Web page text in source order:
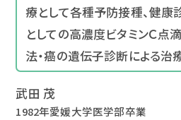
療として各種予防接種、健康
としての高濃度ビタミンＣ点
法・癌の遺伝子診断による治
武田 茂
1982年愛媛大学医学部卒業